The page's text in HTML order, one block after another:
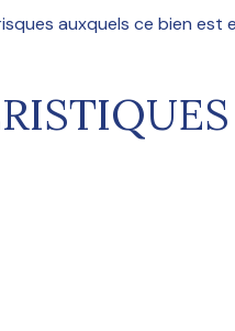
auxquels ce bien